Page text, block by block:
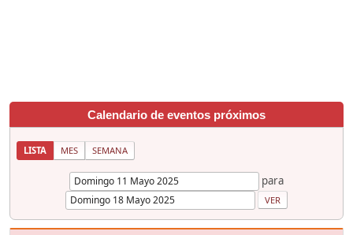
Calendario de eventos próximos
LISTA MES SEMANA
para